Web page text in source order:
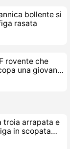
bollente si
rasata
rovente che
una giovane
troia arrapata e
in scopata